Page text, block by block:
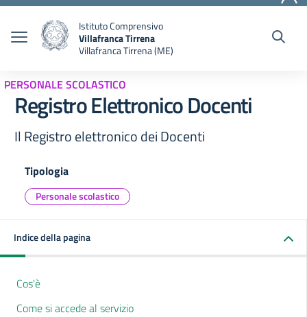
Istituto Comprensivo
Villafranca Tirrena
Villafranca Tirrena (ME)
PERSONALE SCOLASTICO
Registro Elettronico Docenti
Il Registro elettronico dei Docenti
Tipologia
Personale scolastico
Indice della pagina
Cos'è
Come si accede al servizio